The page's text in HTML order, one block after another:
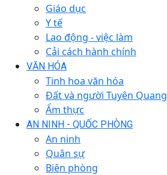
Giáo dục
Y tế
Lao động - việc làm
Cải cách hành chính
VĂN HÓA
Tinh hoa văn hóa
Đất và người Tuyên Quang
Ẩm thực
AN NINH - QUỐC PHÒNG
An ninh
Quân sự
Biên phòng